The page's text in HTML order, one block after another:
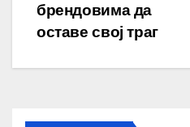
брендовима да
оставе свој траг